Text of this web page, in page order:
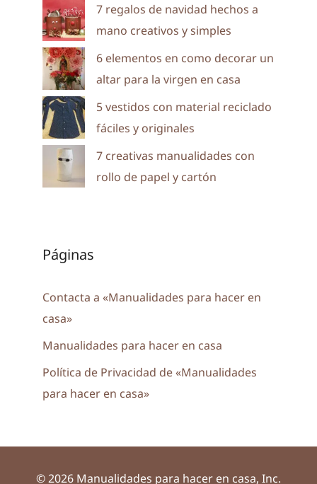
7 regalos de navidad hechos a
mano creativos y simples
6 elementos en como decorar un
altar para la virgen en casa
5 vestidos con material reciclado
fáciles y originales
7 creativas manualidades con
rollo de papel y cartón
Páginas
Contacta a «Manualidades para hacer en
casa»
Manualidades para hacer en casa
Política de Privacidad de «Manualidades
para hacer en casa»
© 2026 Manualidades para hacer en casa, Inc.